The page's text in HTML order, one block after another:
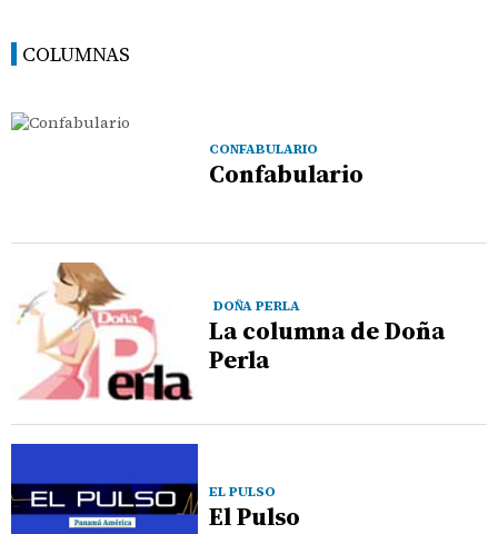
COLUMNAS
CONFABULARIO
Confabulario
DOÑA PERLA
La columna de Doña
Perla
EL PULSO
El Pulso